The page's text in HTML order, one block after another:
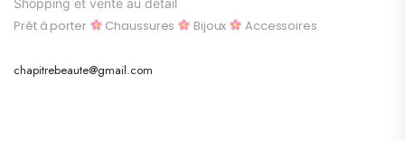
Prêt à porter Chaussures Bijoux Accessoires
chapitrebeaute@gmail.com